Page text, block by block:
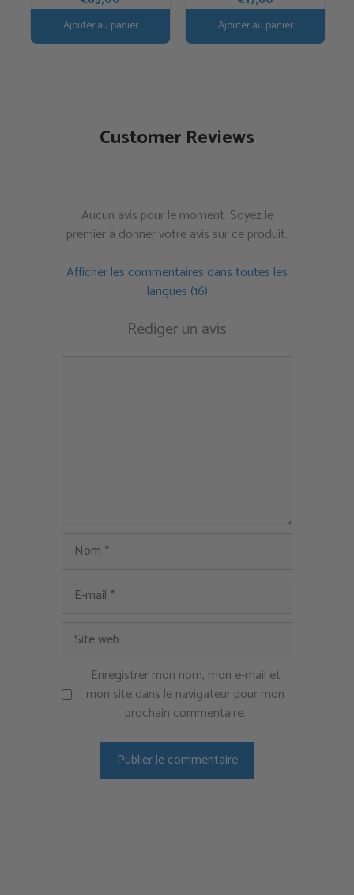
Ajouter au panier Ajouter au panier
Customer Reviews
Aucun avis pour le moment. Soyez le
premier à donner votre avis sur ce produit.
Afficher les commentaires dans toutes les
langues (16)
Rédiger un avis
Enregistrer mon nom, mon e-mail et
mon site dans le navigateur pour mon
prochain commentaire.